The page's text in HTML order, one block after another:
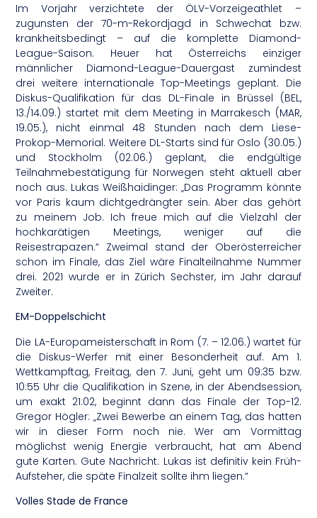
Im Vorjahr verzichtete der ÖLV-Vorzeigeathlet –
zugunsten der 70-m-Rekordjagd in Schwechat bzw.
krankheitsbedingt – auf die komplette Diamond-
League-Saison. Heuer hat Österreichs einziger
männlicher Diamond-League-Dauergast zumindest
drei weitere internationale Top-Meetings geplant. Die
Diskus-Qualifikation für das DL-Finale in Brüssel (BEL,
13./14.09.) startet mit dem Meeting in Marrakesch (MAR,
19.05.), nicht einmal 48 Stunden nach dem Liese-
Prokop-Memorial. Weitere DL-Starts sind für Oslo (30.05.)
und Stockholm (02.06.) geplant, die endgültige
Teilnahmebestätigung für Norwegen steht aktuell aber
noch aus. Lukas Weißhaidinger: „Das Programm könnte
vor Paris kaum dichtgedrängter sein. Aber das gehört
zu meinem Job. Ich freue mich auf die Vielzahl der
hochkarätigen Meetings, weniger auf die
Reisestrapazen.“ Zweimal stand der Oberösterreicher
schon im Finale, das Ziel wäre Finalteilnahme Nummer
drei. 2021 wurde er in Zürich Sechster, im Jahr darauf
Zweiter.
EM-Doppelschicht
Die LA-Europameisterschaft in Rom (7. – 12.06.) wartet für
die Diskus-Werfer mit einer Besonderheit auf. Am 1.
Wettkampftag, Freitag, den 7. Juni, geht um 09:35 bzw.
10:55 Uhr die Qualifikation in Szene, in der Abendsession,
um exakt 21:02, beginnt dann das Finale der Top-12.
Gregor Högler: „Zwei Bewerbe an einem Tag, das hatten
wir in dieser Form noch nie. Wer am Vormittag
möglichst wenig Energie verbraucht, hat am Abend
gute Karten. Gute Nachricht: Lukas ist definitiv kein Früh-
Aufsteher, die späte Finalzeit sollte ihm liegen.“
Volles Stade de France